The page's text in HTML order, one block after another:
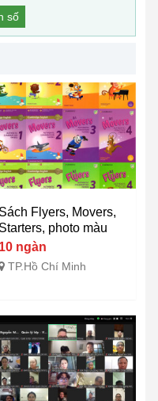
số
Sách Flyers, Movers,
Starters, photo màu
10 ngàn
TP.Hồ Chí Minh